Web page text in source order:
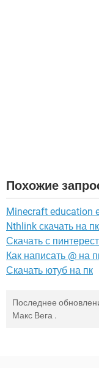
Похожие
Minecraft education
Nthlink скачать на пк
Скачать с
Как написать @ на
Скачать ютуб на пк
Последнее
Макс Вега .